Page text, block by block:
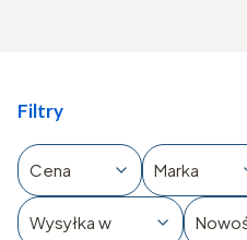
Filtry
Cena Marka
Wysyłka w